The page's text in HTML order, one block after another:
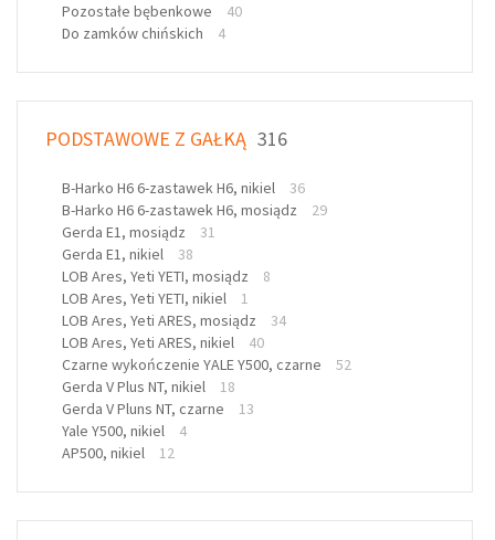
Pozostałe bębenkowe
40
Do zamków chińskich
4
PODSTAWOWE Z GAŁKĄ 316
B-Harko H6 6-zastawek H6, nikiel
36
B-Harko H6 6-zastawek H6, mosiądz
29
Gerda E1, mosiądz
31
Gerda E1, nikiel
38
LOB Ares, Yeti YETI, mosiądz
8
LOB Ares, Yeti YETI, nikiel
1
LOB Ares, Yeti ARES, mosiądz
34
LOB Ares, Yeti ARES, nikiel
40
Czarne wykończenie YALE Y500, czarne
52
Gerda V Plus NT, nikiel
18
Gerda V Pluns NT, czarne
13
Yale Y500, nikiel
4
AP500, nikiel
12